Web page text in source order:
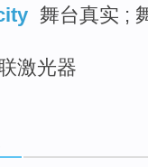
舞台真实 ;
激光器